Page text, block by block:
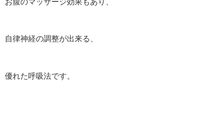
自律神経の調整が出来る、
優れた呼吸法です。